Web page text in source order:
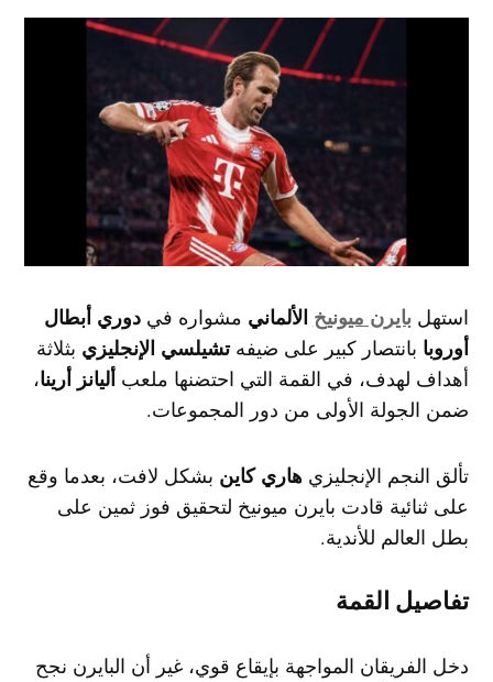
استهلبايرن ميونيخ الألماني مشواره فيدوري أبطال
أوروبا بانتصار كبير على ضيفهتشيلسي الإنجليزي بثلاثة
أهداف لهدف، في القمة التي احتضنها ملعبأليانز أرينا،
ضمن الجولة الأولى من دور المجموعات.
تألق النجم الإنجليزيهاري كاين بشكل لافت، بعدما وقع
على ثنائية قادت بايرن ميونيخ لتحقيق فوز ثمين على
بطل العالم للأندية.
تفاصيل القمة
دخل الفريقان المواجهة بإيقاع قوي، غير أن البايرن نجح